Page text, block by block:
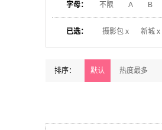
字母： 不限 A B
已选： 摄影包 x 新城 x
排序： 默认 热度最多